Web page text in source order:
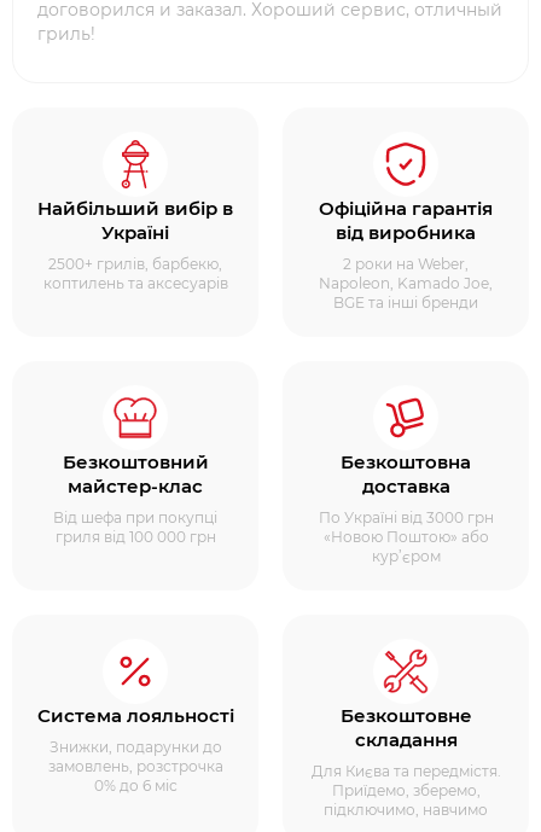
договорился и заказал. Хороший сервис, отличный
гриль!
Найбільший вибір в
Україні
2500+ грилів, барбекю,
коптилень та аксесуарів
Офіційна гарантія
від виробника
2 роки на Weber,
Napoleon, Kamado Joe,
BGE та інші бренди
Безкоштовний
майстер-клас
Від шефа при покупці
гриля від 100 000 грн
Безкоштовна
доставка
По Україні від 3000 грн
«Новою Поштою» або
кур’єром
Система лояльності
Знижки, подарунки до
замовлень, розстрочка
0% до 6 міс
Безкоштовне
складання
Для Києва та передмістя.
Приїдемо, зберемо,
підключимо, навчимо